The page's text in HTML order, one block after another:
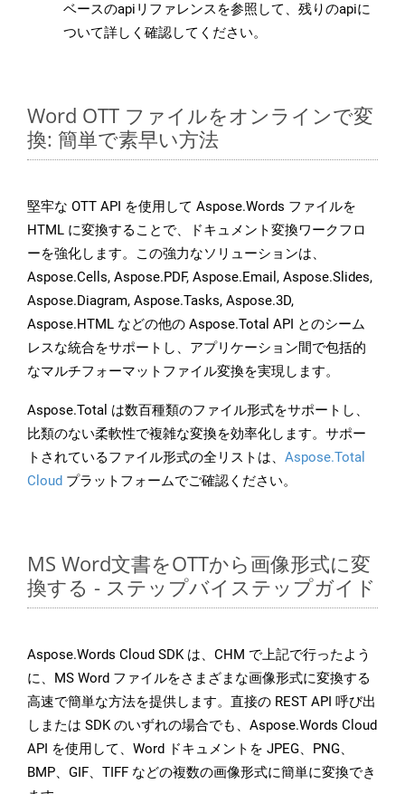
ベースのapiリファレンスを参照して、残りのapiに
ついて詳しく確認してください。
Word OTT ファイルをオンラインで変
換: 簡単で素早い方法
堅牢な OTT API を使用して Aspose.Words ファイルを
HTML に変換することで、ドキュメント変換ワークフロ
ーを強化します。この強力なソリューションは、
Aspose.Cells, Aspose.PDF, Aspose.Email, Aspose.Slides,
Aspose.Diagram, Aspose.Tasks, Aspose.3D,
Aspose.HTML などの他の Aspose.Total API とのシーム
レスな統合をサポートし、アプリケーション間で包括的
なマルチフォーマットファイル変換を実現します。
Aspose.Total は数百種類のファイル形式をサポートし、
比類のない柔軟性で複雑な変換を効率化します。サポー
トされているファイル形式の全リストは、 Aspose.Total
Cloud プラットフォームでご確認ください。
MS Word文書をOTTから画像形式に変
換する - ステップバイステップガイド
Aspose.Words Cloud SDK は、CHM で上記で行ったよう
に、MS Word ファイルをさまざまな画像形式に変換する
高速で簡単な方法を提供します。直接の REST API 呼び出
しまたは SDK のいずれの場合でも、Aspose.Words Cloud
API を使用して、Word ドキュメントを JPEG、PNG、
BMP、GIF、TIFF などの複数の画像形式に簡単に変換でき